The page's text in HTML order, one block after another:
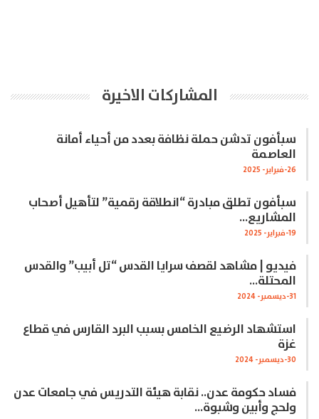
المشاركات الاخيرة
سبأفون تدشن حملة نظافة بعدد من أحياء أمانة
العاصمة
26-فبراير- 2025
سبأفون تطلق مبادرة “انطلاقة رقمية” لتأهيل أصحاب
المشاريع…
19-فبراير- 2025
فيديو | مشاهد لقصف سرايا القدس “تل أبيب” والقدس
المحتلة…
31-ديسمبر- 2024
استشهاد الرضيع الخامس بسبب البرد القارس في قطاع
غزة
30-ديسمبر- 2024
فساد حكومة عدن.. نقابة هيئة التدريس في جامعات عدن
ولحج وأبين وشبوة…